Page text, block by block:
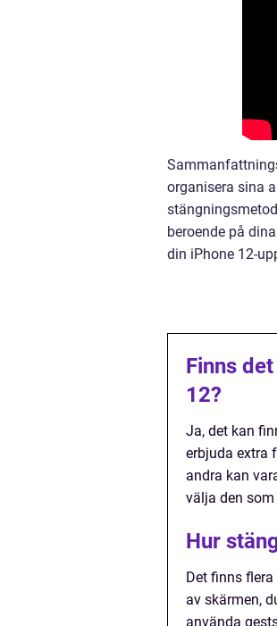
organisera sina
beroende på
din iPhone 12-
Finns
12?
Ja, det kan
erbjuda extra
andra kan
välja den
Hur
Det finns
av skärmen,
använda